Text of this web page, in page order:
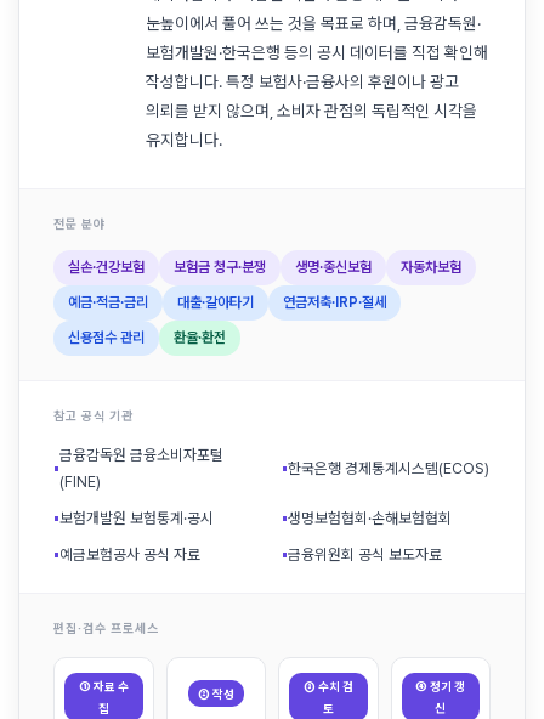
눈높이에서 풀어 쓰는 것을 목표로 하며, 금융감독원·
보험개발원·한국은행 등의 공시 데이터를 직접 확인해
작성합니다. 특정 보험사·금융사의 후원이나 광고
의뢰를 받지 않으며, 소비자 관점의 독립적인 시각을
유지합니다.
전문 분야
실손·건강보험 보험금 청구·분쟁 생명·종신보험 자동차보험
예금·적금·금리 대출·갈아타기 연금저축·IRP·절세
신용점수 관리 환율·환전
참고 공식 기관
▪
금융감독원 금융소비자포털
(FINE)
▪한국은행 경제통계시스템(ECOS)
▪보험개발원 보험통계·공시 ▪생명보험협회·손해보험협회
▪예금보험공사 공식 자료 ▪금융위원회 공식 보도자료
편집·검수 프로세스
① 자료 수
집
② 작성
③ 수치 검
토
④ 정기 갱
신